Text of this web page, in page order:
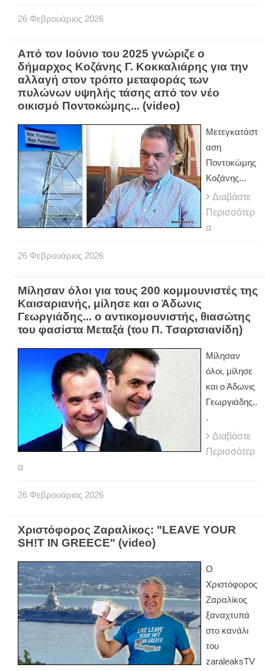
26 Φεβρουάριος 2026
Από τον Ιούνιο του 2025 γνώριζε ο
δήμαρχος Κοζάνης Γ. Κοκκαλιάρης για την
αλλαγή στον τρόπο μεταφοράς των
πυλώνων υψηλής τάσης από τον νέο
οικισμό Ποντοκώμης... (video)
Μετεγκατάστ
αση
Ποντοκώμης
Κοζάνης...
Διαβάστε
Περισσότερ
α
26 Φεβρουάριος 2026
Μίλησαν όλοι για τους 200 κομμουνιστές της
Καισαριανής, μίλησε και ο Άδωνις
Γεωργιάδης... ο αντικομουνιστής, θιασώτης
του φασίστα Μεταξά (του Π. Τσαρτσιανίδη)
Μίλησαν
όλοι, μίλησε
και ο Άδωνις
Γεωργιάδης..
.
Διαβάστε
Περισσότερ
α
26 Φεβρουάριος 2026
Χριστόφορος Ζαραλίκος: "LEAVE YOUR
SH!T IN GREECE" (video)
Ο
Χριστόφορος
Ζαραλίκος
ξαναχτυπά
στο κανάλι
του
zaraleaksTV